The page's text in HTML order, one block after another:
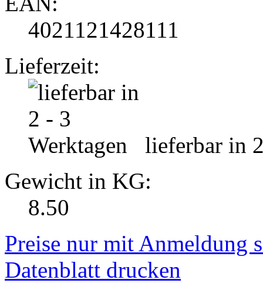
4021121428111
Lieferzeit:
lieferbar in
Gewicht in KG:
8.50
Preise nur mit Anmeldung
Datenblatt drucken